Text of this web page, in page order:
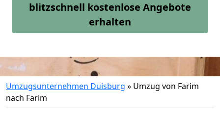
blitzschnell kostenlose Angebote
erhalten
Umzugsunternehmen Duisburg » Umzug von Farim
nach Farim